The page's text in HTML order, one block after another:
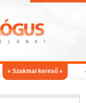
« Szakmai kereső »